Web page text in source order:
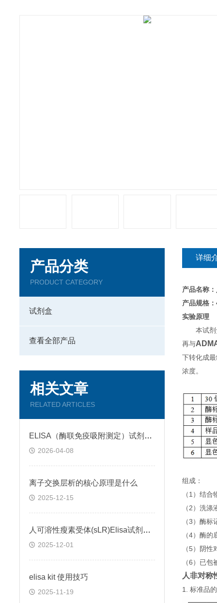
产品分类
PRODUCT CATEGORY
试剂盒
查看全部产品
相关文章
RELATED ARTICLES
ELISA（酶联免疫吸附测定）试剂盒原理类型检测方法
2026-04-08
离子交换层析的核心原理是什么
2025-12-15
人可溶性瘦素受体(sLR)Elisa试剂盒可溶性受体的作用
2025-12-01
elisa kit 使用技巧
2025-11-19
详细
产品名称：
产品规格
实验原理
本试
再与
下转化成
浓度。
组成：
（1）结
（2）洗
（3）酶
（4）酶的
（5）阴
（6）已
人非对称
1. 标准品